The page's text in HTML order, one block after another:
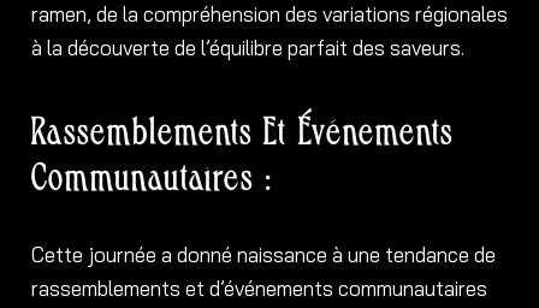
ramen, de la compréhension des variations régionales
à la découverte de l’équilibre parfait des saveurs.
Rassemblements Et Événements
Communautaires :
Cette journée a donné naissance à une tendance de
rassemblements et d’événements communautaires